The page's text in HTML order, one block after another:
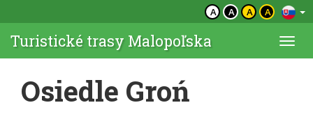
A A A A
Turistické trasy Malopoľska
Osiedle Groń